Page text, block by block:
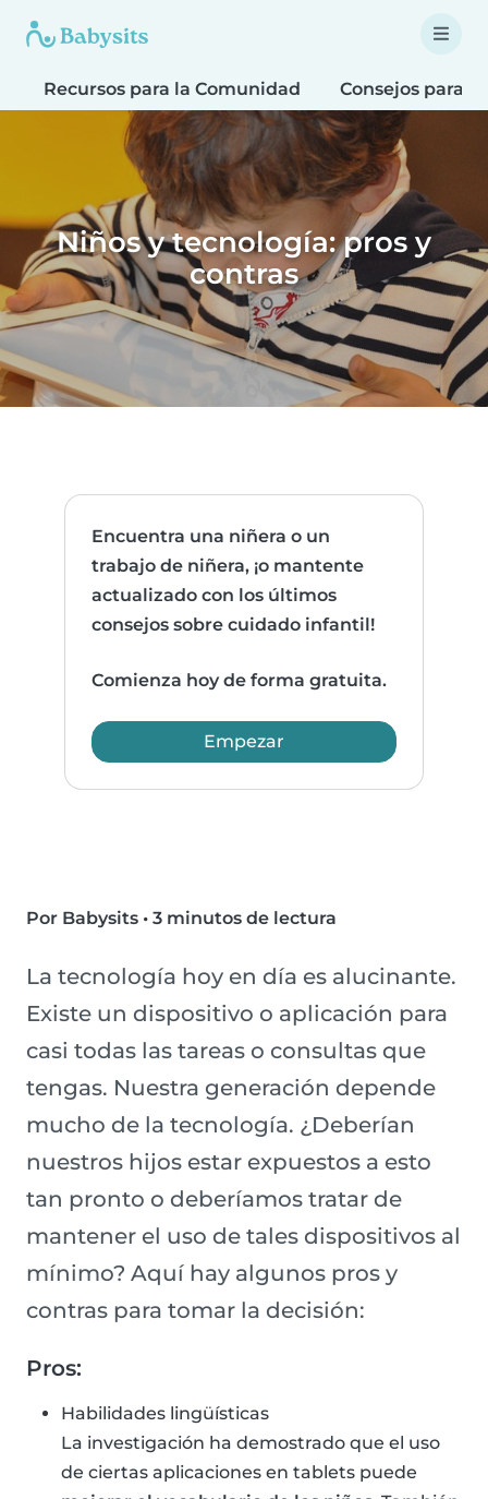
Recursos para la Comunidad Consejos para
Niños y tecnología: pros y
contras
Encuentra una niñera o un
trabajo de niñera, ¡o mantente
actualizado con los últimos
consejos sobre cuidado infantil!
Comienza hoy de forma gratuita.
Empezar
Por Babysits • 3 minutos de lectura
La tecnología hoy en día es alucinante.
Existe un dispositivo o aplicación para
casi todas las tareas o consultas que
tengas. Nuestra generación depende
mucho de la tecnología. ¿Deberían
nuestros hijos estar expuestos a esto
tan pronto o deberíamos tratar de
mantener el uso de tales dispositivos al
mínimo? Aquí hay algunos pros y
contras para tomar la decisión:
Pros:
Habilidades lingüísticas
La investigación ha demostrado que el uso
de ciertas aplicaciones en tablets puede